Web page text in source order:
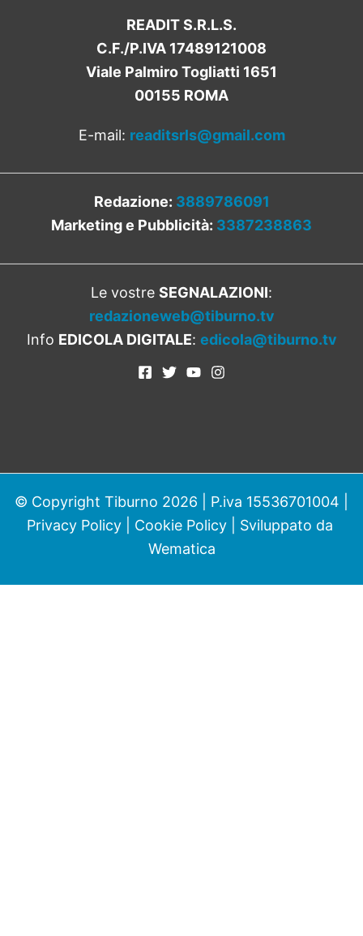
READIT S.R.L.S.
C.F./P.IVA 17489121008
Viale Palmiro Togliatti 1651
00155 ROMA
E-mail: readitsrls@gmail.com
Redazione: 3889786091
Marketing e Pubblicità: 3387238863
Le vostre SEGNALAZIONI:
redazioneweb@tiburno.tv
Info EDICOLA DIGITALE: edicola@tiburno.tv
© Copyright Tiburno 2026 | P.iva 15536701004 |
Privacy Policy| Cookie Policy| Sviluppato da
Wematica